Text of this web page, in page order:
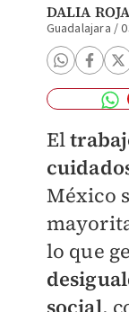
DALIA
Guadalajara /
El
México
lo que
social,